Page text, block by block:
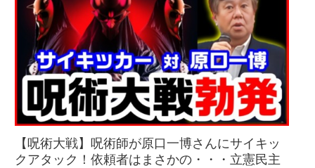
【呪術大戦】呪術師が原口一博さんにサイキッ
クアタック！依頼者はまさかの・・・立憲民主